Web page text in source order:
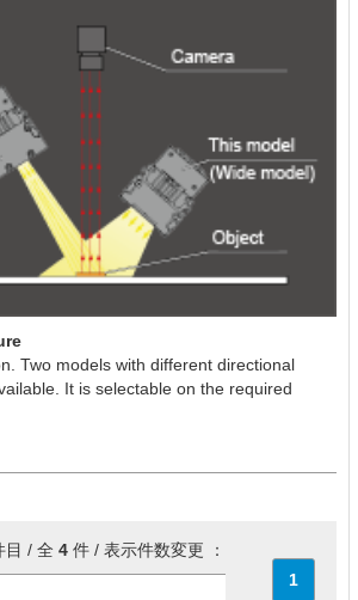
Two models with different directional
It is selectable on the required
目 / 全 4 件 / 表示件数変更 ：
1